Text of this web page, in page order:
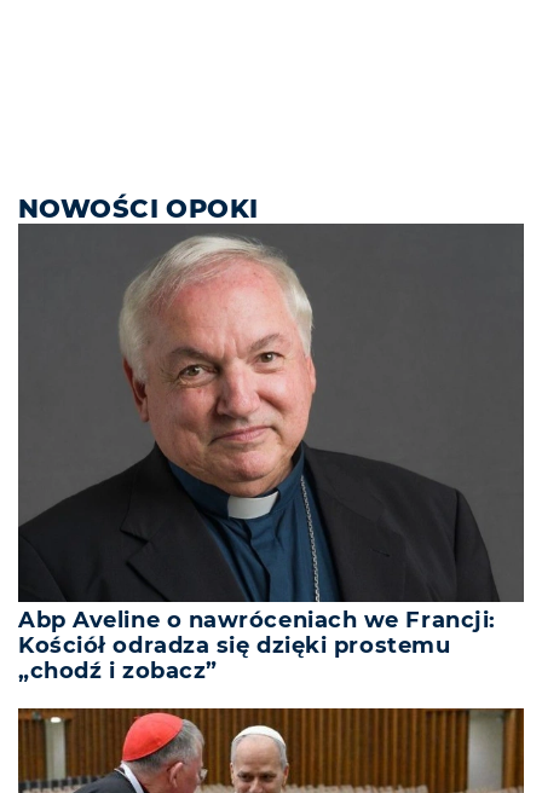
NOWOŚCI OPOKI
Abp Aveline o nawróceniach we Francji:
Kościół odradza się dzięki prostemu
„chodź i zobacz”